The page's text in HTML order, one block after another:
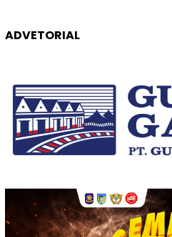
ADVETORIAL